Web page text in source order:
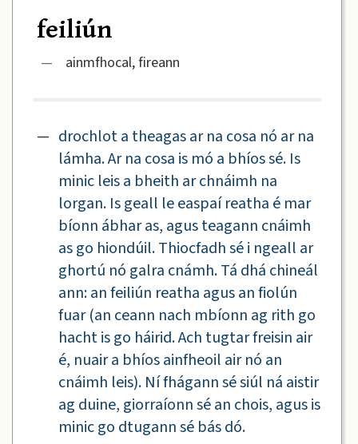
feiliún
— ainmfhocal, fireann
— drochlot a theagas ar na cosa nó ar na
lámha. Ar na cosa is mó a bhíos sé. Is
minic leis a bheith ar chnáimh na
lorgan. Is geall le easpaí reatha é mar
bíonn ábhar as, agus teagann cnáimh
as go hiondúil. Thiocfadh sé i ngeall ar
ghortú nó galra cnámh. Tá dhá chineál
ann: an feiliún reatha agus an fiolún
fuar (an ceann nach mbíonn ag rith go
hacht is go háirid. Ach tugtar freisin air
é, nuair a bhíos ainfheoil air nó an
cnáimh leis). Ní fhágann sé siúl ná aistir
ag duine, giorraíonn sé an chois, agus is
minic go dtugann sé bás dó.